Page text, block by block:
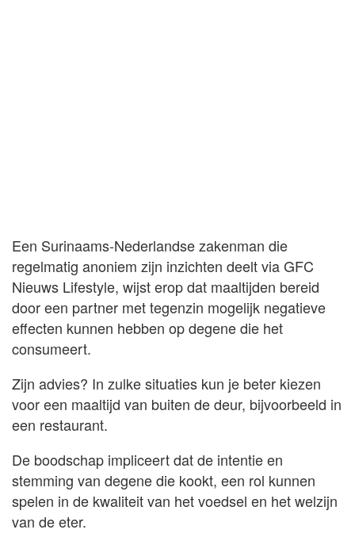
Een Surinaams-Nederlandse zakenman die
regelmatig anoniem zijn inzichten deelt via GFC
Nieuws Lifestyle, wijst erop dat maaltijden bereid
door een partner met tegenzin mogelijk negatieve
effecten kunnen hebben op degene die het
consumeert.
Zijn advies? In zulke situaties kun je beter kiezen
voor een maaltijd van buiten de deur, bijvoorbeeld in
een restaurant.
De boodschap impliceert dat de intentie en
stemming van degene die kookt, een rol kunnen
spelen in de kwaliteit van het voedsel en het welzijn
van de eter.